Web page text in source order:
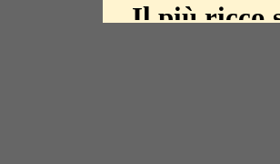
Il più ricco